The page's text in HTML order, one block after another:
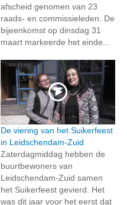
afscheid genomen van 23
raads- en commissieleden. De
bijeenkomst op dinsdag 31
maart markeerde het einde...
De viering van het Suikerfeest
in Leidschendam-Zuid
Zaterdagmiddag hebben de
buurtbewoners van
Leidschendam-Zuid samen
het Suikerfeest gevierd. Het
was dit jaar voor het eerst dat